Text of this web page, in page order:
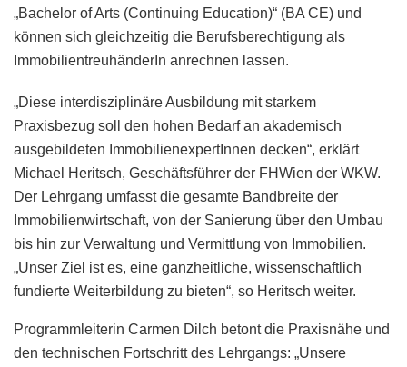
„Bachelor of Arts (Continuing Education)“ (BA CE) und
können sich gleichzeitig die Berufsberechtigung als
ImmobilientreuhänderIn anrechnen lassen.
„Diese interdisziplinäre Ausbildung mit starkem
Praxisbezug soll den hohen Bedarf an akademisch
ausgebildeten ImmobilienexpertInnen decken“, erklärt
Michael Heritsch, Geschäftsführer der FHWien der WKW.
Der Lehrgang umfasst die gesamte Bandbreite der
Immobilienwirtschaft, von der Sanierung über den Umbau
bis hin zur Verwaltung und Vermittlung von Immobilien.
„Unser Ziel ist es, eine ganzheitliche, wissenschaftlich
fundierte Weiterbildung zu bieten“, so Heritsch weiter.
Programmleiterin Carmen Dilch betont die Praxisnähe und
den technischen Fortschritt des Lehrgangs: „Unsere